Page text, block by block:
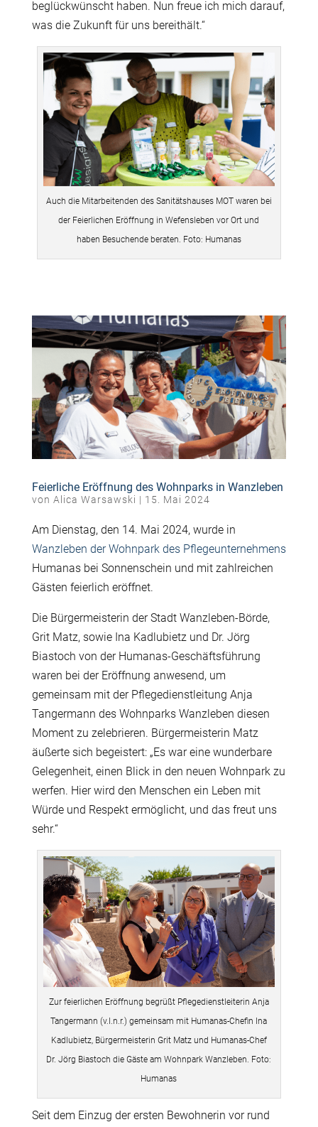
beglückwünscht haben. Nun freue ich mich darauf,
was die Zukunft für uns bereithält.“
Auch die Mitarbeitenden des Sanitätshauses MOT waren bei
der Feierlichen Eröffnung in Wefensleben vor Ort und
haben Besuchende beraten. Foto: Humanas
Feierliche Eröffnung des Wohnparks in Wanzleben
von Alica Warsawski | 15. Mai 2024
Am Dienstag, den 14. Mai 2024, wurde in
Wanzleben der Wohnpark des Pflegeunternehmens
Humanas bei Sonnenschein und mit zahlreichen
Gästen feierlich eröffnet.
Die Bürgermeisterin der Stadt Wanzleben-Börde,
Grit Matz, sowie Ina Kadlubietz und Dr. Jörg
Biastoch von der Humanas-Geschäftsführung
waren bei der Eröffnung anwesend, um
gemeinsam mit der Pflegedienstleitung Anja
Tangermann des Wohnparks Wanzleben diesen
Moment zu zelebrieren. Bürgermeisterin Matz
äußerte sich begeistert: „Es war eine wunderbare
Gelegenheit, einen Blick in den neuen Wohnpark zu
werfen. Hier wird den Menschen ein Leben mit
Würde und Respekt ermöglicht, und das freut uns
sehr.“
Zur feierlichen Eröffnung begrüßt Pflegedienstleiterin Anja
Tangermann (v.l.n.r.) gemeinsam mit Humanas-Chefin Ina
Kadlubietz, Bürgermeisterin Grit Matz und Humanas-Chef
Dr. Jörg Biastoch die Gäste am Wohnpark Wanzleben. Foto:
Humanas
Seit dem Einzug der ersten Bewohnerin vor rund